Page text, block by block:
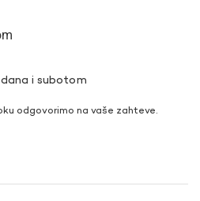
i subotom
odgovorimo na vaše zahteve.